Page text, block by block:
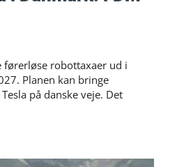
førerløse robottaxaer ud i
Planen kan bringe
på danske veje. Det